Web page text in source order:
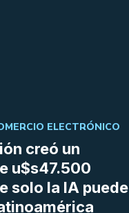
creó un
u$s47.500
solo la IA puede
ELECTRÓNICO